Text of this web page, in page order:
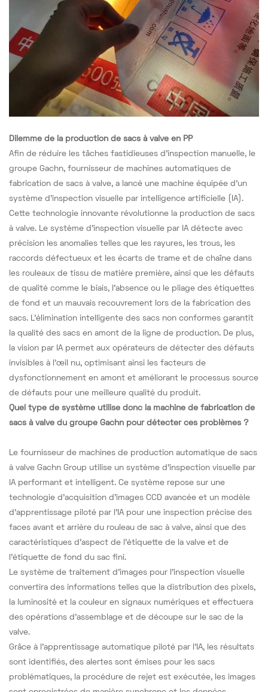
Dilemme de la production de sacs à valve en PP
Afin de réduire les tâches fastidieuses d'inspection manuelle, le
groupe Gachn, fournisseur de machines automatiques de
fabrication de sacs à valve, a lancé une machine équipée d'un
système d'inspection visuelle par intelligence artificielle (IA).
Cette technologie innovante révolutionne la production de sacs
à valve. Le système d'inspection visuelle par IA détecte avec
précision les anomalies telles que les rayures, les trous, les
raccords défectueux et les écarts de trame et de chaîne dans
les rouleaux de tissu de matière première, ainsi que les défauts
de qualité comme le biais, l'absence ou le pliage des étiquettes
de fond et un mauvais recouvrement lors de la fabrication des
sacs. L'élimination intelligente des sacs non conformes garantit
la qualité des sacs en amont de la ligne de production. De plus,
la vision par IA permet aux opérateurs de détecter des défauts
invisibles à l'œil nu, optimisant ainsi les facteurs de
dysfonctionnement en amont et améliorant le processus source
de défauts pour une meilleure qualité du produit.
Quel type de système utilise donc la machine de fabrication de
sacs à valve du groupe Gachn pour détecter ces problèmes ?
Le fournisseur de machines de production automatique de sacs
à valve Gachn Group utilise un système d'inspection visuelle par
IA performant et intelligent. Ce système repose sur une
technologie d'acquisition d'images CCD avancée et un modèle
d'apprentissage piloté par l'IA pour une inspection précise des
faces avant et arrière du rouleau de sac à valve, ainsi que des
caractéristiques d'aspect de l'étiquette de la valve et de
l'étiquette de fond du sac fini.
Le système de traitement d'images pour l'inspection visuelle
convertira des informations telles que la distribution des pixels,
la luminosité et la couleur en signaux numériques et effectuera
des opérations d'assemblage et de découpe sur le sac de la
valve.
Grâce à l'apprentissage automatique piloté par l'IA, les résultats
sont identifiés, des alertes sont émises pour les sacs
problématiques, la procédure de rejet est exécutée, les images